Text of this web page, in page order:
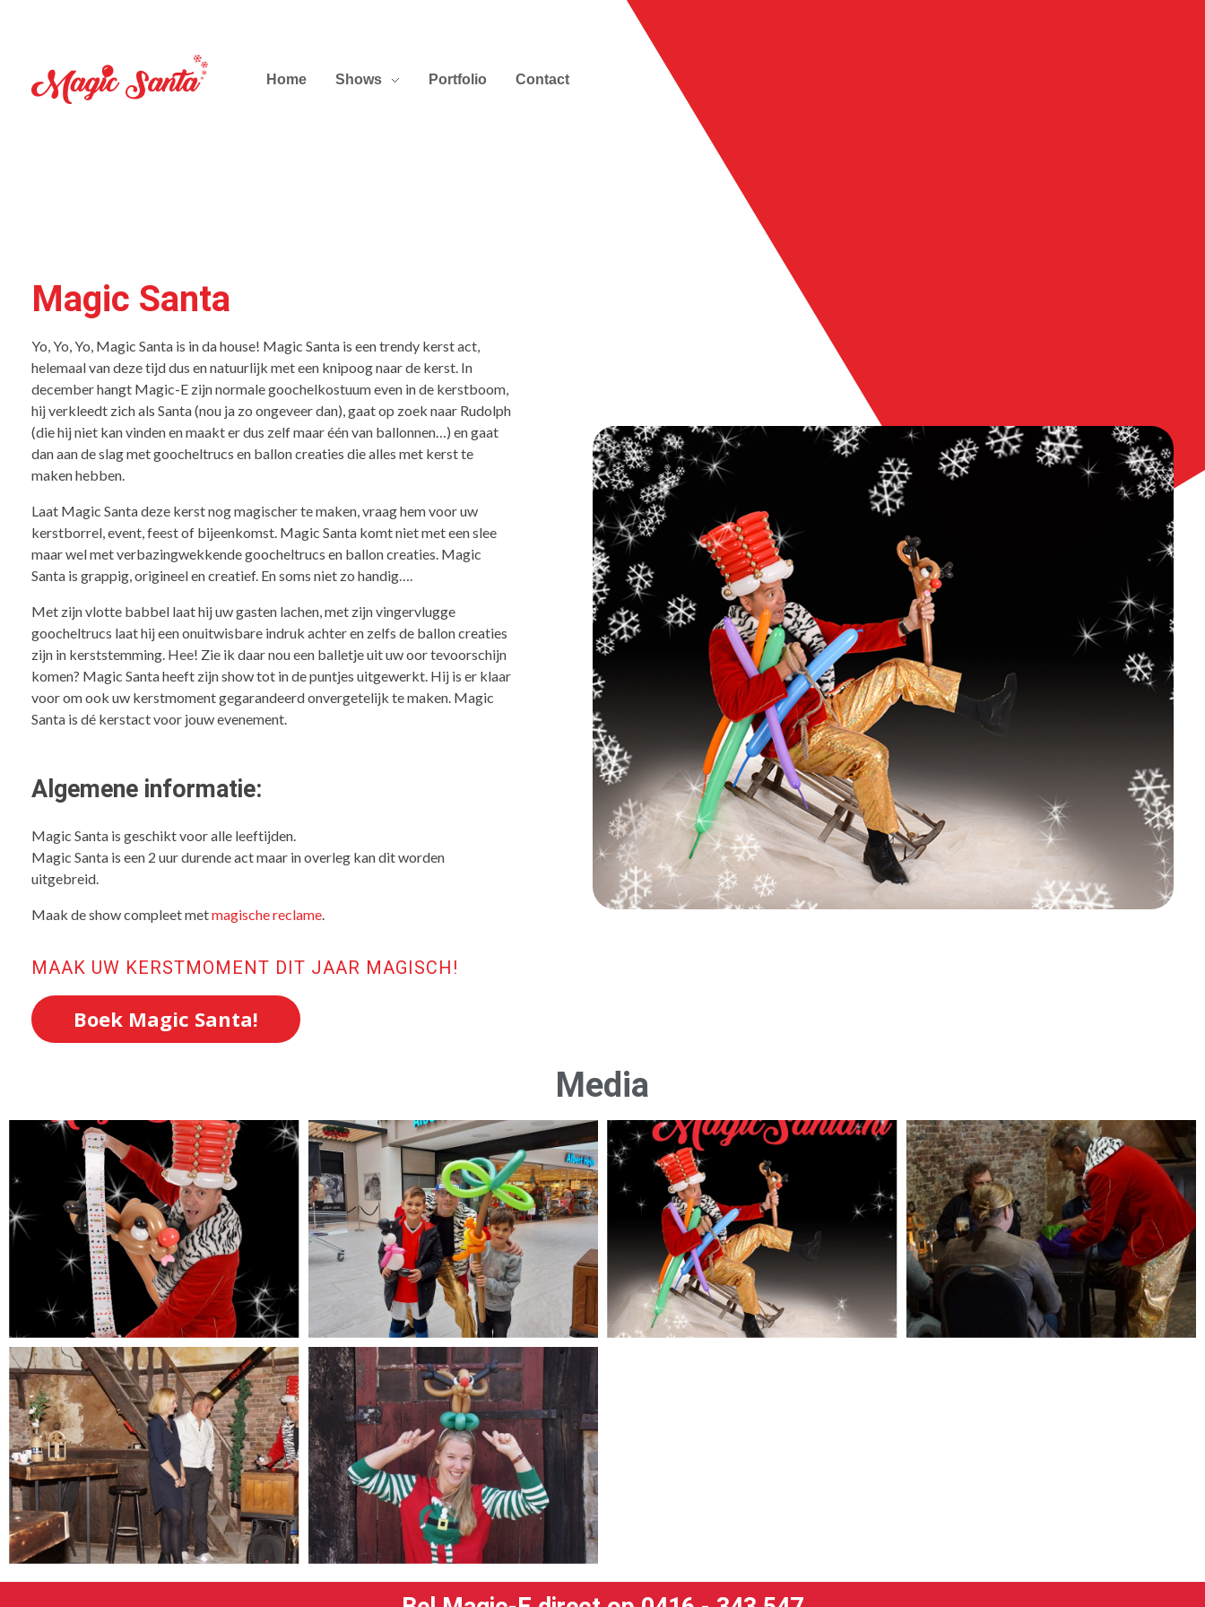
Home Shows Portfolio Contact
Magic Santa
Yo, Yo, Yo, Magic Santa is in da house! Magic Santa is een trendy kerst act,
helemaal van deze tijd dus en natuurlijk met een knipoog naar de kerst. In
december hangt Magic-E zijn normale goochelkostuum even in de kerstboom,
hij verkleedt zich als Santa (nou ja zo ongeveer dan), gaat op zoek naar Rudolph
(die hij niet kan vinden en maakt er dus zelf maar één van ballonnen…) en gaat
dan aan de slag met goocheltrucs en ballon creaties die alles met kerst te
maken hebben.
Laat Magic Santa deze kerst nog magischer te maken, vraag hem voor uw
kerstborrel, event, feest of bijeenkomst. Magic Santa komt niet met een slee
maar wel met verbazingwekkende goocheltrucs en ballon creaties. Magic
Santa is grappig, origineel en creatief. En soms niet zo handig….
Met zijn vlotte babbel laat hij uw gasten lachen, met zijn vingervlugge
goocheltrucs laat hij een onuitwisbare indruk achter en zelfs de ballon creaties
zijn in kerststemming. Hee! Zie ik daar nou een balletje uit uw oor tevoorschijn
komen? Magic Santa heeft zijn show tot in de puntjes uitgewerkt. Hij is er klaar
voor om ook uw kerstmoment gegarandeerd onvergetelijk te maken. Magic
Santa is dé kerstact voor jouw evenement.
Algemene informatie:
Magic Santa is geschikt voor alle leeftijden.
Magic Santa is een 2 uur durende act maar in overleg kan dit worden
uitgebreid.
Maak de show compleet metmagische reclame.
MAAK UW KERSTMOMENT DIT JAAR MAGISCH!
Boek Magic Santa!
Media